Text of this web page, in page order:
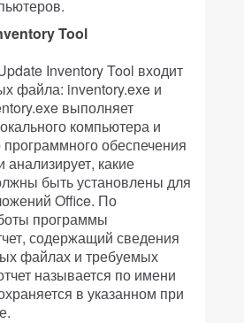
Tool
Inventory Tool входит
файла: inventory.exe и
выполняет
компьютера и
программного обеспечения
анализирует, какие
быть установлены для
Office. По
программы
содержащий сведения
файлах и требуемых
называется по имени
в указанном при